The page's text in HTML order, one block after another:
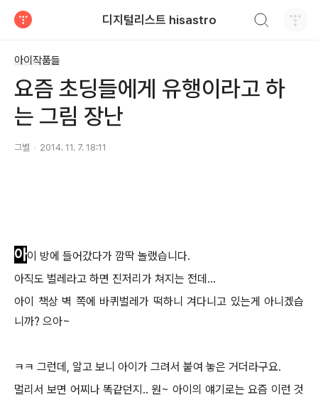
디지털리스트 hisastro
아이작품들
요즘 초딩들에게 유행이라고 하
는 그림 장난
그별 2014. 11. 7. 18:11
아이 방에 들어갔다가 깜딱 놀랬습니다.
아직도 벌레라고 하면 진저리가 쳐지는 전데...
아이 책상 벽 쪽에 바퀴벌레가 떡하니 겨다니고 있는게 아니겠습
니까? 으아~
ㅋㅋ 그런데, 알고 보니 아이가 그려서 붙여 놓은 거더라구요.
멀리서 보면 어찌나 똑같던지.. 원~ 아이의 얘기로는 요즘 이런 것